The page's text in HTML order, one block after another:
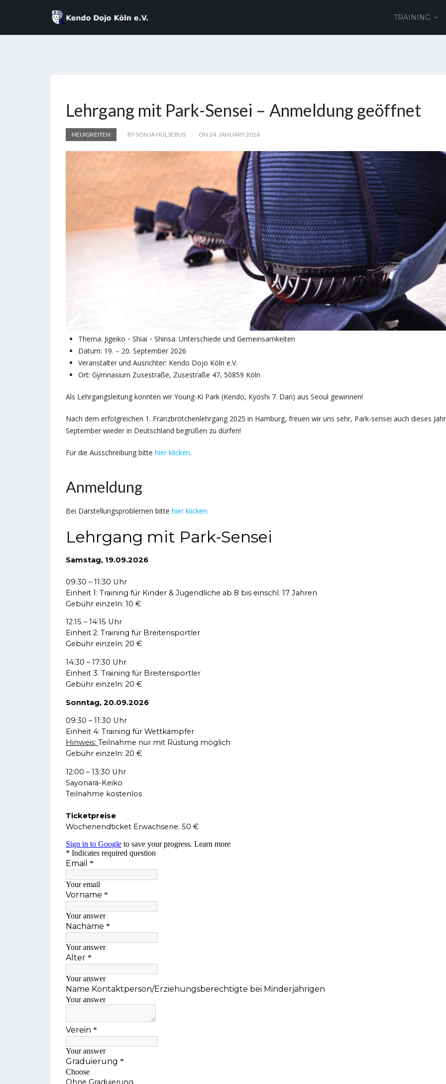
TRAINING
Lehrgang mit Park-Sensei – Anmeldung geöffnet
NEUIGKEITEN BY SONJA HÜLSEBUS ON 24. JANUARY 2026
Thema: Jigeiko・Shiai・Shinsa: Unterschiede und Gemeinsamkeiten
Datum: 19. – 20. September 2026
Veranstalter und Ausrichter: Kendo Dojo Köln e.V.
Ort: Gymnasium Zusestraße, Zusestraße 47, 50859 Köln
Als Lehrgangsleitung konnten wir Young-Ki Park (Kendo, Kyoshi 7. Dan) aus Seoul gewinnen!
Nach dem erfolgreichen 1. Franzbrötchenlehrgang 2025 in Hamburg, freuen wir uns sehr, Park-sensei auch dieses
September wieder in Deutschland begrüßen zu dürfen!
Für die Ausschreibung bitte hier klicken.
Anmeldung
Bei Darstellungsproblemen bitte hier klicken.